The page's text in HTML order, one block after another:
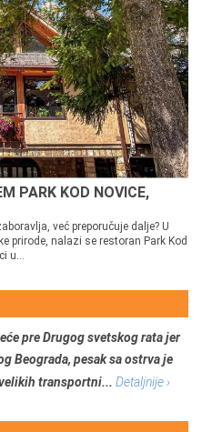
PARK KOD NOVICE,
već preporučuje dalje? U
prirode, nalazi se restoran Park Kod
u...
pre Drugog svetskog rata jer
Beograda, pesak sa ostrva je
transportni... Detaljnije ›